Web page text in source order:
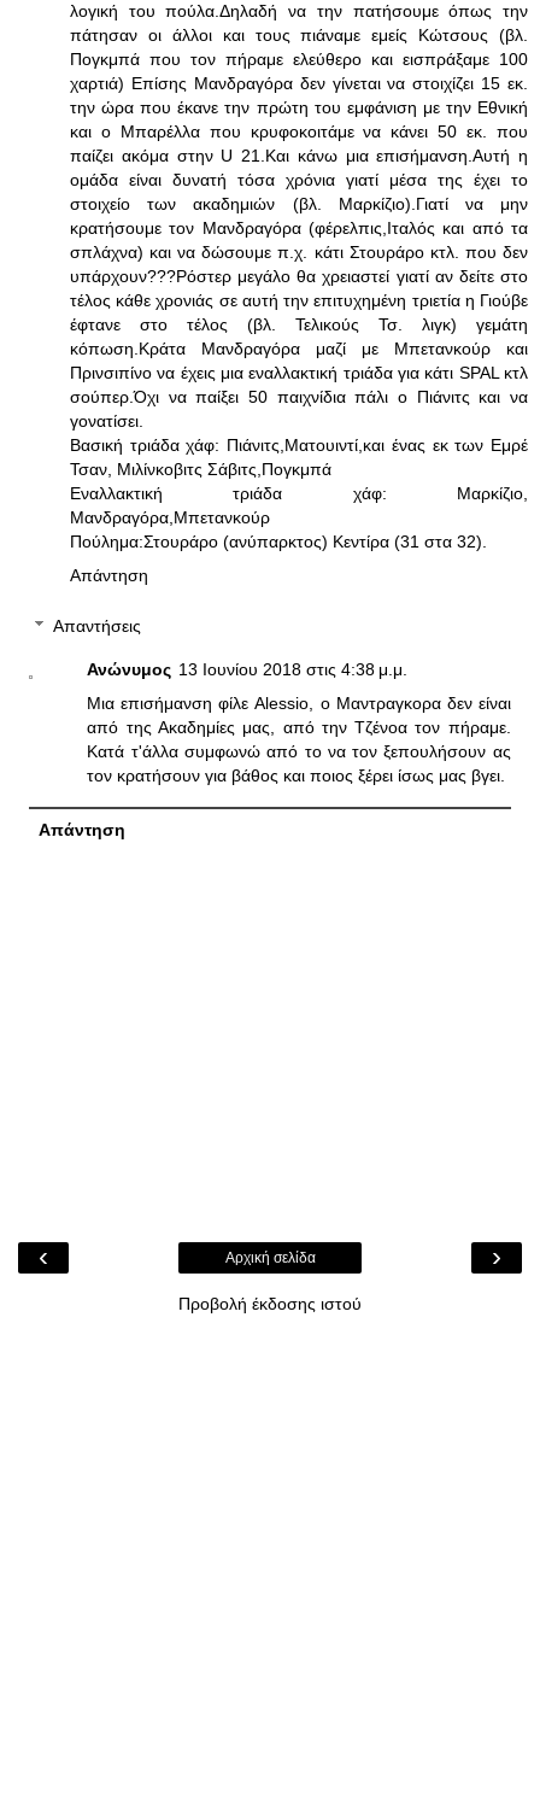
λογική του πούλα.Δηλαδή να την πατήσουμε όπως την
πάτησαν οι άλλοι και τους πιάναμε εμείς Κώτσους (βλ.
Πογκμπά που τον πήραμε ελεύθερο και εισπράξαμε 100
χαρτιά) Επίσης Μανδραγόρα δεν γίνεται να στοιχίζει 15 εκ.
την ώρα που έκανε την πρώτη του εμφάνιση με την Εθνική
και ο Μπαρέλλα που κρυφοκοιτάμε να κάνει 50 εκ. που
παίζει ακόμα στην U 21.Και κάνω μια επισήμανση.Αυτή η
ομάδα είναι δυνατή τόσα χρόνια γιατί μέσα της έχει το
στοιχείο των ακαδημιών (βλ. Μαρκίζιο).Γιατί να μην
κρατήσουμε τον Μανδραγόρα (φέρελπις,Ιταλός και από τα
σπλάχνα) και να δώσουμε π.χ. κάτι Στουράρο κτλ. που δεν
υπάρχουν???Ρόστερ μεγάλο θα χρειαστεί γιατί αν δείτε στο
τέλος κάθε χρονιάς σε αυτή την επιτυχημένη τριετία η Γιούβε
έφτανε στο τέλος (βλ. Τελικούς Τσ. λιγκ) γεμάτη
κόπωση.Κράτα Μανδραγόρα μαζί με Μπετανκούρ και
Πρινσιπίνο να έχεις μια εναλλακτική τριάδα για κάτι SPAL κτλ
σούπερ.Όχι να παίξει 50 παιχνίδια πάλι ο Πιάνιτς και να
γονατίσει.
Βασική τριάδα χάφ: Πιάνιτς,Ματουιντί,και ένας εκ των Εμρέ
Τσαν, Μιλίνκοβιτς Σάβιτς,Πογκμπά
Εναλλακτική τριάδα χάφ: Μαρκίζιο,
Μανδραγόρα,Μπετανκούρ
Πούλημα:Στουράρο (ανύπαρκτος) Κεντίρα (31 στα 32).
Απάντηση
Απαντήσεις
Ανώνυμος 13 Ιουνίου 2018 στις 4:38 μ.μ.
Μια επισήμανση φίλε Alessio, ο Μαντραγκορα δεν είναι
από της Ακαδημίες μας, από την Τζένοα τον πήραμε.
Κατά τ'άλλα συμφωνώ από το να τον ξεπουλήσουν ας
τον κρατήσουν για βάθος και ποιος ξέρει ίσως μας βγει.
Απάντηση
‹ ›
Αρχική σελίδα
Προβολή έκδοσης ιστού